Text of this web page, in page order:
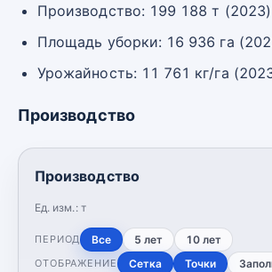
Производство: 199 188 т (2023)
Площадь уборки: 16 936 га
Урожайность: 11 761 кг/га
Производство
Производство
Ед. изм.: т
ПЕРИОД Все 5 лет 10 лет
ОТОБРАЖЕНИЕ Сетка Точки